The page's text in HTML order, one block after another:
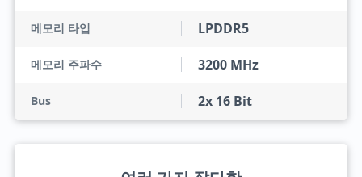
메모리 타입 LPDDR5
메모리 주파수 3200 MHz
Bus 2x 16 Bit